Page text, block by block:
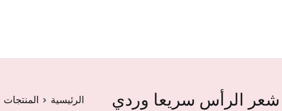
الرأس سريعا وردي الرئيسية المنتجات